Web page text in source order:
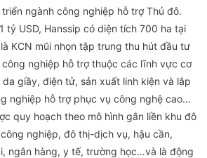
ngành công nghiệp hỗ trợ Thủ đô.
tỷ USD, Hanssip có diện tích 700 ha tại
KCN mũi nhọn tập trung thu hút đầu tư
nghiệp hỗ trợ thuộc các lĩnh vực cơ
giầy, điện tử, sản xuất linh kiện và lắp
nghiệp hỗ trợ phục vụ công nghệ cao…
quy hoạch theo mô hình gắn liền khu đô
nghiệp, đô thị-dịch vụ, hậu cần,
ngân hàng, y tế, trường học…và là động